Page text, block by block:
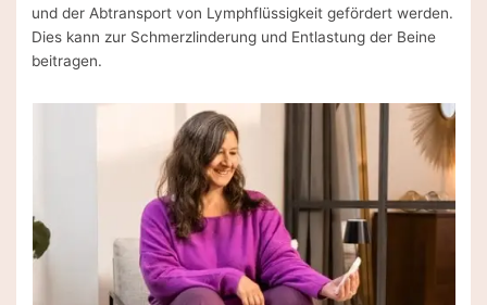
und der Abtransport von Lymphflüssigkeit gefördert werden.
Dies kann zur Schmerzlinderung und Entlastung der Beine
beitragen.